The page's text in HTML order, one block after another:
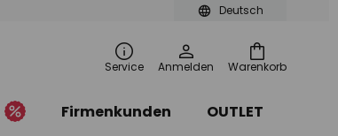
Deutsch
Warenkorb
Service Anmelden
Firmenkunden
OUTLET